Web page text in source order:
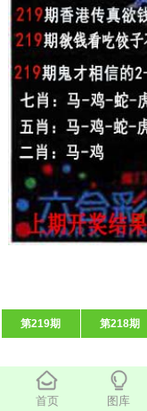
第219期 第218期
首页 图库